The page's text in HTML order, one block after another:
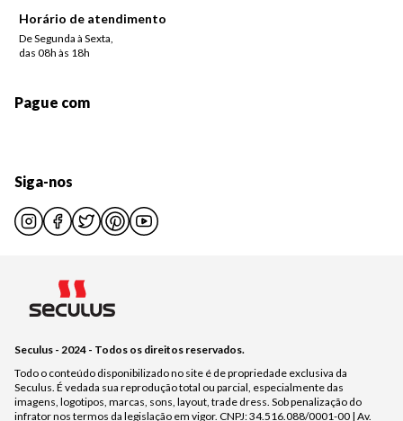
Horário de atendimento
De Segunda à Sexta,
das 08h às 18h
Pague com
Siga-nos
Seculus - 2024 - Todos os direitos reservados.
Todo o conteúdo disponibilizado no site é de propriedade exclusiva da
Seculus. É vedada sua reprodução total ou parcial, especialmente das
imagens, logotipos, marcas, sons, layout, trade dress. Sob penalização do
infrator nos termos da legislação em vigor. CNPJ: 34.516.088/0001-00 | Av.